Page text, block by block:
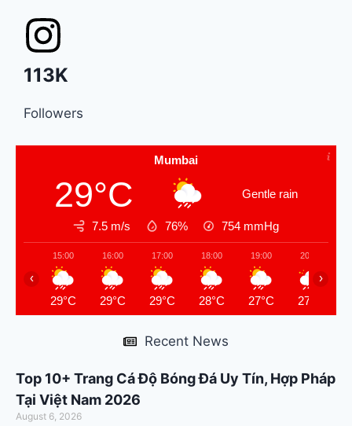
113K
Followers
Mumbai
29°C Gentle rain
7.5 m/s 76% 754 mmHg
15:00
29°C
16:00
29°C
17:00
29°C
18:00
28°C
19:00
27°C
20:00
27°C
‹ ›
Recent News
Top 10+ Trang Cá Độ Bóng Đá Uy Tín, Hợp Pháp
Tại Việt Nam 2026
August 6, 2026